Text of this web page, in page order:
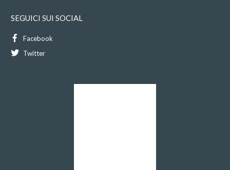
SEGUICI SUI SOCIAL
Facebook
Twitter